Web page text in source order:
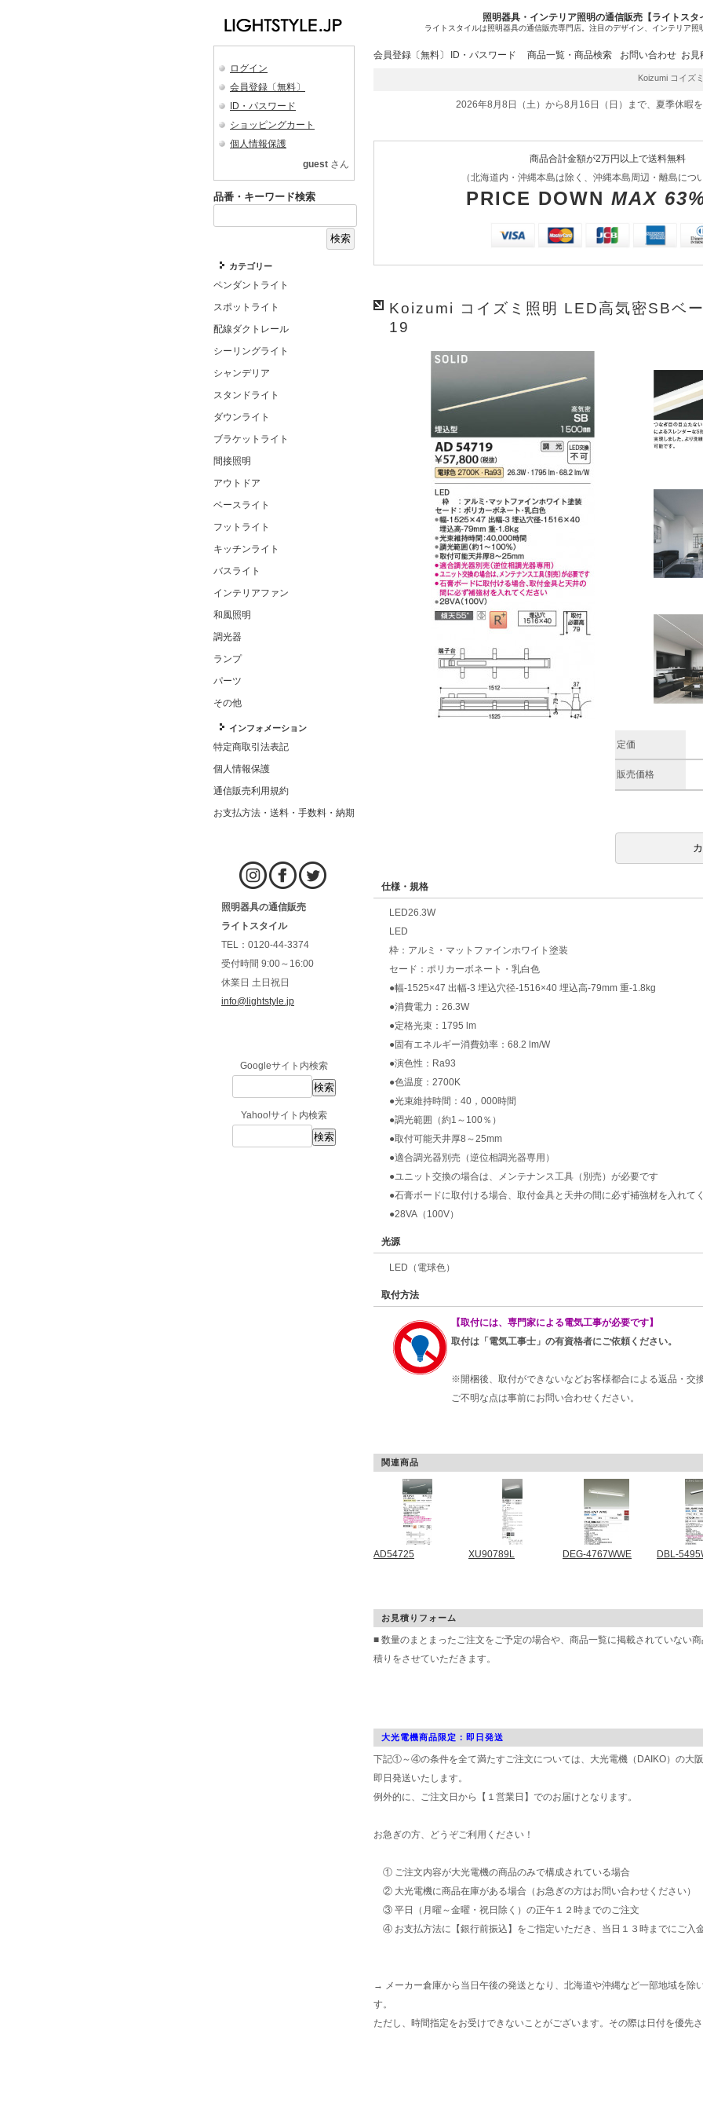
照明器具・インテリア照明の通信販売【ライトスタ
ライトスタイルは照明器具の通信販売専門店。注目のデザイン、インテリア照
ログイン
会員登録〔無料〕
ID・パスワード
ショッピングカート
個人情報保護
guest さん
品番・キーワード検索
カテゴリー
ペンダントライト
スポットライト
配線ダクトレール
シーリングライト
シャンデリア
スタンドライト
ダウンライト
ブラケットライト
間接照明
アウトドア
ベースライト
フットライト
キッチンライト
バスライト
インテリアファン
和風照明
調光器
ランプ
パーツ
その他
インフォメーション
特定商取引法表記
個人情報保護
通信販売利用規約
お支払方法・送料・手数料・納期
照明器具の通信販売
ライトスタイル
TEL：0120-44-3374
受付時間 9:00～16:00
休業日 土日祝日
info@lightstyle.jp
Googleサイト内検索
Yahoo!サイト内検索
会員登録〔無料〕 ID・パスワード 商品一覧・商品検索 お問い合わせ お見
Koizumi コイズミ
2026年8月8日（土）から8月16日（日）まで、夏季休暇
商品合計金額が2万円以上で送料無料
（北海道内・沖縄本島は除く、沖縄本島周辺・離島につ
PRICE DOWN MAX
Koizumi コイズミ照明 LED高気密SBベ
19
定価
販売価格
仕様・規格
LED26.3W
LED
枠：アルミ・マットファインホワイト塗装
セード：ポリカーボネート・乳白色
●幅-1525×47 出幅-3 埋込穴径-1516×40 埋込高-79mm 重-1.8kg
●消費電力：26.3W
●定格光束：1795 lm
●固有エネルギー消費効率：68.2 lm/W
●演色性：Ra93
●色温度：2700K
●光束維持時間：40，000時間
●調光範囲（約1～100％）
●取付可能天井厚8～25mm
●適合調光器別売（逆位相調光器専用）
●ユニット交換の場合は、メンテナンス工具（別売）が必要です
●石膏ボードに取付ける場合、取付金具と天井の間に必ず補強材を入れて
●28VA（100V）
光源
LED（電球色）
取付方法
【取付には、専門家による電気工事が必要です】
取付は「電気工事士」の有資格者にご依頼ください。
※開梱後、取付ができないなどお客様都合による返品・交
ご不明な点は事前にお問い合わせください。
関連商品
AD54725 XU90789L DEG-4767WWE DBL-
お見積りフォーム
■ 数量のまとまったご注文をご予定の場合や、商品一覧に掲載されていない
積りをさせていただきます。
大光電機商品限定：即日発送
下記①～④の条件を全て満たすご注文については、大光電機（DAIKO）の大阪
即日発送いたします。
例外的に、ご注文日から【１営業日】でのお届けとなります。
お急ぎの方、どうぞご利用ください！
① ご注文内容が大光電機の商品のみで構成されている場合
② 大光電機に商品在庫がある場合（お急ぎの方はお問い合わせください）
③ 平日（月曜～金曜・祝日除く）の正午１２時までのご注文
④ お支払方法に【銀行前振込】をご指定いただき、当日１３時までにご入
→ メーカー倉庫から当日午後の発送となり、北海道や沖縄など一部地域を除
す。
ただし、時間指定をお受けできないことがございます。その際は日付を優先さ